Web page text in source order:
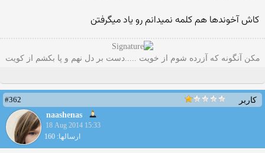
کاش آخوندها هم کلمه نمیدانم رو یاد میگرفتن
مکن آنگونه که آزرده شوم از خویت .....دست بر دل نهم و پا بکشم از کویت
کاربر
#362
naashenas
18 Aug 2014 15:33
ارسالها: 160